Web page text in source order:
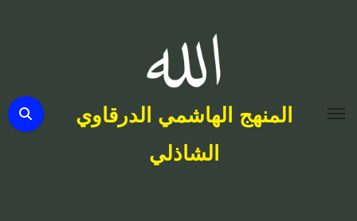
المنهج الهاشمي الدرقاوي
الشاذلي